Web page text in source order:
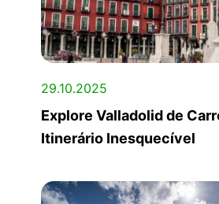
29.10.2025
Explore Valladolid de
Itinerário Inesquecível